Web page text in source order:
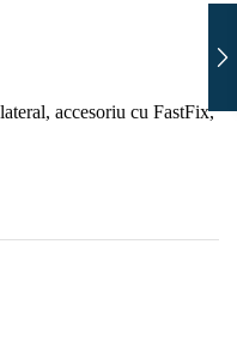
accesoriu cu FastFix,